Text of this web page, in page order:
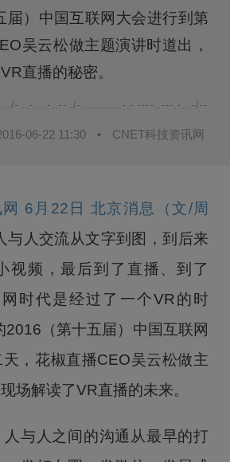
届）中国互联网大会进行到第
吴云松做主题演讲时道出，
直播的秘密。
...-....-..--../-............-.- ----..---.-...-/--
06-22 11:30 • CNET科技资讯网
6月22日 北京消息（文/周
与人交流从文字到图，到后来
视频，最后到了直播、到了
时代是经过了一个VR的时
2016（第十五届）中国互联网
，花椒直播CEO吴云松做主
场解读了VR直播的未来。
与人之间的沟通从最早的打